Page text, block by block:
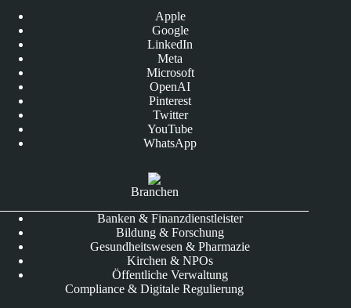
Apple
Google
LinkedIn
Meta
Microsoft
OpenAI
Pinterest
Twitter
YouTube
WhatsApp
Branchen
Banken & Finanzdienstleister
Bildung & Forschung
Gesundheitswesen & Pharmazie
Kirchen & NPOs
Öffentliche Verwaltung
Compliance & Digitale Regulierung